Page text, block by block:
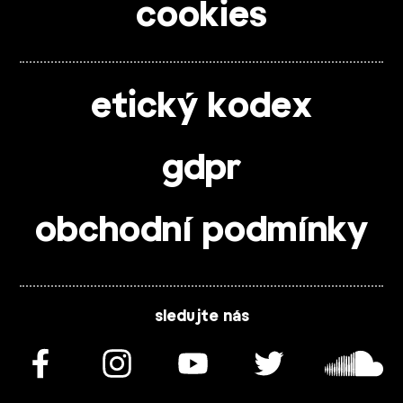
cookies
etický kodex
gdpr
obchodní podmínky
sledujte nás